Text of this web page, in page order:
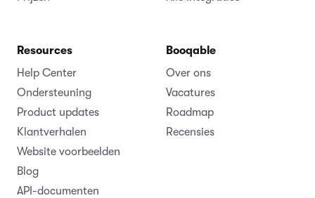
Resources
Help Center
Ondersteuning
Product updates
Klantverhalen
Website voorbeelden
Blog
API-documenten
Booqable
Over ons
Vacatures
Roadmap
Recensies